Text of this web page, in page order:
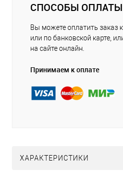
СПОСОБЫ ОПЛАТЫ
Вы можете оплатить заказ
или по банковской карте,
на сайте онлайн.
Принимаем к оплате
ХАРАКТЕРИСТИКИ